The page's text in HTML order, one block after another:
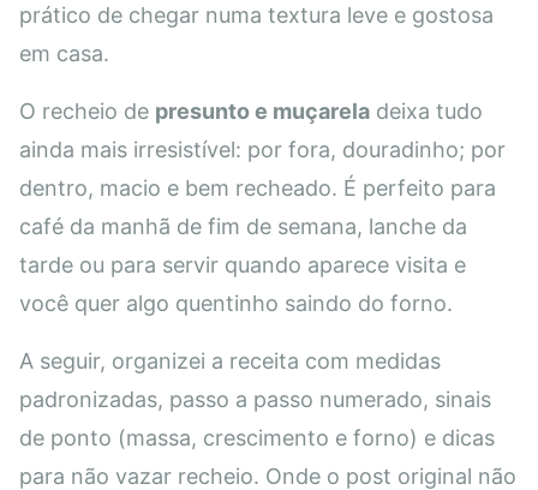
prático de chegar numa textura leve e gostosa
em casa.
O recheio de presunto e muçarela deixa tudo
ainda mais irresistível: por fora, douradinho; por
dentro, macio e bem recheado. É perfeito para
café da manhã de fim de semana, lanche da
tarde ou para servir quando aparece visita e
você quer algo quentinho saindo do forno.
A seguir, organizei a receita com medidas
padronizadas, passo a passo numerado, sinais
de ponto (massa, crescimento e forno) e dicas
para não vazar recheio. Onde o post original não